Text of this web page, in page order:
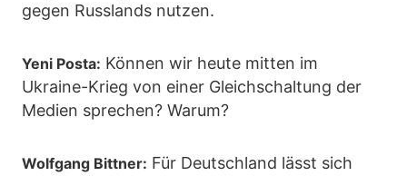
gegen Russlands nutzen.
Yeni Posta: Können wir heute mitten im
Ukraine-Krieg von einer Gleichschaltung der
Medien sprechen? Warum?
Wolfgang Bittner: Für Deutschland lässt sich